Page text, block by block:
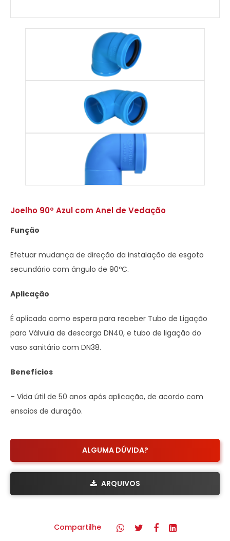
Joelho 90º Azul com Anel de Vedação
Função
Efetuar mudança de direção da instalação de esgoto
secundário com ângulo de 90ºC.
Aplicação
É aplicado como espera para receber Tubo de Ligação
para Válvula de descarga DN40, e tubo de ligação do
vaso sanitário com DN38.
Benefícios
– Vida útil de 50 anos após aplicação, de acordo com
ensaios de duração.
ALGUMA DÚVIDA?
ARQUIVOS
Compartilhe